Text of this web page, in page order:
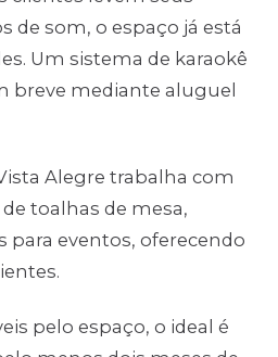
de som, o espaço já está
Um sistema de karaokê
breve mediante aluguel
Alegre trabalha com
toalhas de mesa,
para eventos, oferecendo
pelo espaço, o ideal é